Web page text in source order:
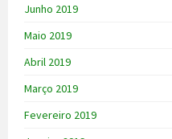
Junho 2019
Maio 2019
Abril 2019
Março 2019
Fevereiro 2019